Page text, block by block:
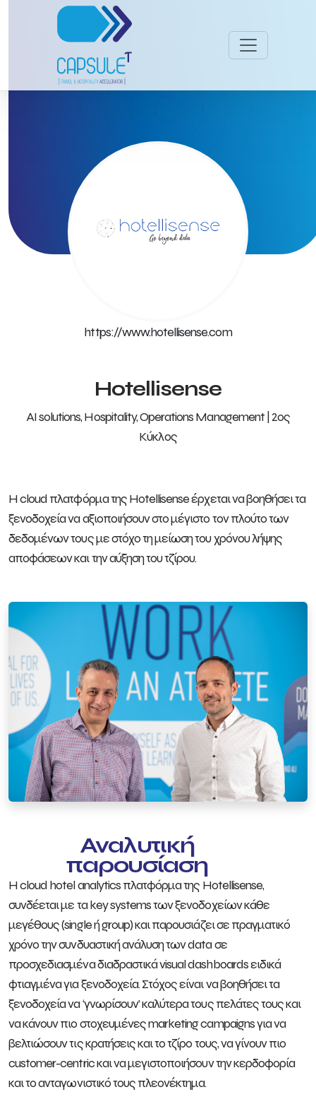
https://www.hotellisense.com
Hotellisense
AI solutions, Hospitality, Operations Management | 2ος
Κύκλος
Η cloud πλατφόρμα της Hotellisense έρχεται να βοηθήσει τα
ξενοδοχεία να αξιοποιήσουν στο μέγιστο τον πλούτο των
δεδομένων τους με στόχο τη μείωση του χρόνου λήψης
αποφάσεων και την αύξηση του τζίρου.
Αναλυτική
παρουσίαση
Η cloud hotel analytics πλατφόρμα της Hotellisense,
συνδέεται με τα key systems των ξενοδοχείων κάθε
μεγέθους (single ή group) και παρουσιάζει σε πραγματικό
χρόνο την συνδυαστική ανάλυση των data σε
προσχεδιασμένα διαδραστικά visual dashboards ειδικά
φτιαγμένα για ξενοδοχεία. Στόχος είναι να βοηθήσει τα
ξενοδοχεία να ‘γνωρίσουν’ καλύτερα τους πελάτες τους και
να κάνουν πιο στοχευμένες marketing campaigns για να
βελτιώσουν τις κρατήσεις και το τζίρο τους, να γίνουν πιο
customer-centric και να μεγιστοποιήσουν την κερδοφορία
και το ανταγωνιστικό τους πλεονέκτημα.